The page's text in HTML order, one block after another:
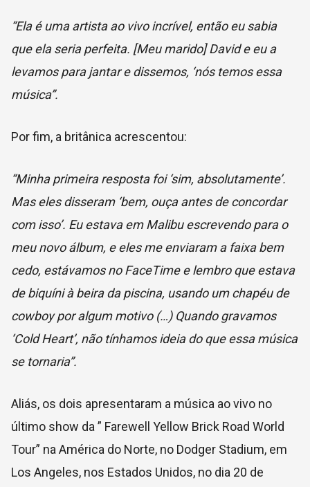
“Ela é uma artista ao vivo incrível, então eu sabia
que ela seria perfeita. [Meu marido] David e eu a
levamos para jantar e dissemos, ‘nós temos essa
música”.
Por fim, a britânica acrescentou:
“Minha primeira resposta foi ‘sim, absolutamente’.
Mas eles disseram ‘bem, ouça antes de concordar
com isso’. Eu estava em Malibu escrevendo para o
meu novo álbum, e eles me enviaram a faixa bem
cedo, estávamos no FaceTime e lembro que estava
de biquíni à beira da piscina, usando um chapéu de
cowboy por algum motivo (…) Quando gravamos
‘Cold Heart’, não tínhamos ideia do que essa música
se tornaria”.
Aliás, os dois apresentaram a música ao vivo no
último show da ” Farewell Yellow Brick Road World
Tour” na América do Norte, no Dodger Stadium, em
Los Angeles, nos Estados Unidos, no dia 20 de